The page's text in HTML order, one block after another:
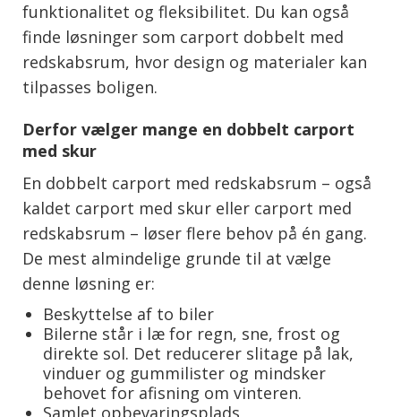
funktionalitet og fleksibilitet. Du kan også
finde løsninger som carport dobbelt med
redskabsrum, hvor design og materialer kan
tilpasses boligen.
Derfor vælger mange en dobbelt carport
med skur
En dobbelt carport med redskabsrum – også
kaldet carport med skur eller carport med
redskabsrum – løser flere behov på én gang.
De mest almindelige grunde til at vælge
denne løsning er:
Beskyttelse af to biler
Bilerne står i læ for regn, sne, frost og
direkte sol. Det reducerer slitage på lak,
vinduer og gummilister og mindsker
behovet for afisning om vinteren.
Samlet opbevaringsplads